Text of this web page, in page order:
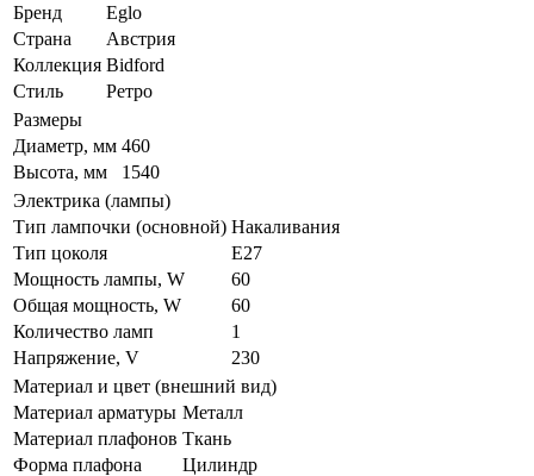
Бренд
Eglo
Страна
Австрия
Коллекция Bidford
Стиль
Ретро
Размеры
Диаметр, мм 460
Высота, мм
1540
Электрика (лампы)
Тип лампочки (основной) Накаливания
Тип цоколя
E27
Мощность лампы, W
60
Общая мощность, W
60
Количество ламп
1
Напряжение, V
230
Материал и цвет (внешний вид)
Материал арматуры Металл
Материал плафонов Ткань
Форма плафона
Цилиндр